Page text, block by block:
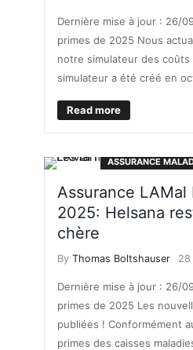
Dernière mise à jour : 26/
primes de 2025 Nous
notre simulateur des coûts
simulateur a été créé en
Read more
ASSURANCE
Assurance LAMal
2025: Helsana
chère
By Thomas Boltshauser 28
Dernière mise à jour : 26/
primes de 2025 Les
publiées ! Conformément
primes des caisses